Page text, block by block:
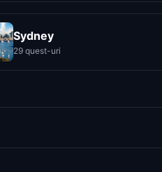
Sydney
29 quest-uri